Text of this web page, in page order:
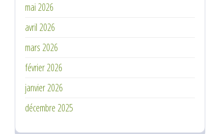
mai 2026
avril 2026
mars 2026
février 2026
janvier 2026
décembre 2025